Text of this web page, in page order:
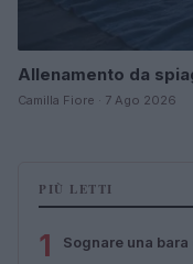
Allenamento da
Camilla Fiore · 7 Ago 2026
PIÙ LETTI
1 Sognare una